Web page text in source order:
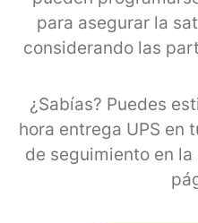
para asegurar la
considerando las
¿Sabías? Puedes
hora entrega UPS en
de seguimiento en